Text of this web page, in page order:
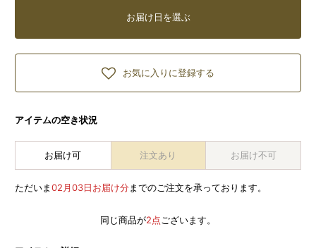
お届け日を選ぶ
お気に入りに登録する
アイテムの空き状況
お届け可 注文あり お届け不可
ただいま02月03日お届け分までのご注文を承っております。
同じ商品が2点 ございます。